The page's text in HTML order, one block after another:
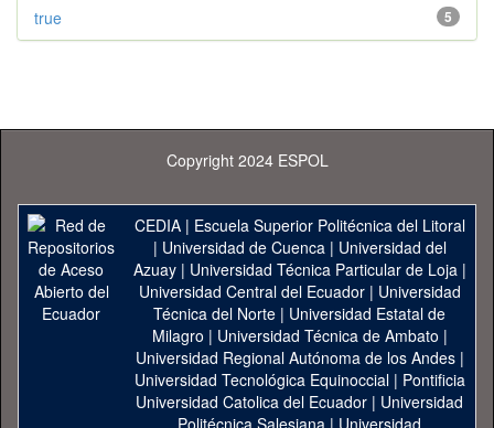
5
true
Copyright 2024 ESPOL
CEDIA| Escuela Superior Politécnica del Litoral
| Universidad de Cuenca| Universidad del
Azuay| Universidad Técnica Particular de Loja|
Universidad Central del Ecuador| Universidad
Técnica del Norte | Universidad Estatal de
Milagro | Universidad Técnica de Ambato |
Universidad Regional Autónoma de los Andes|
Universidad Tecnológica Equinoccial| Pontificia
Universidad Catolica del Ecuador | Universidad
Politécnica Salesiana | Universidad